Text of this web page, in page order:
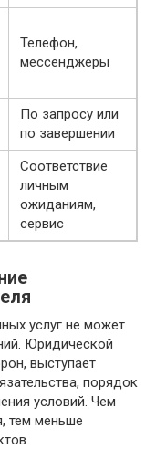
Телефон,
мессенджеры
По запросу или
по завершении
Соответствие
личным
ожиданиям,
сервис
услуг не может
Юридической
выступает
порядок
условий. Чем
тем меньше